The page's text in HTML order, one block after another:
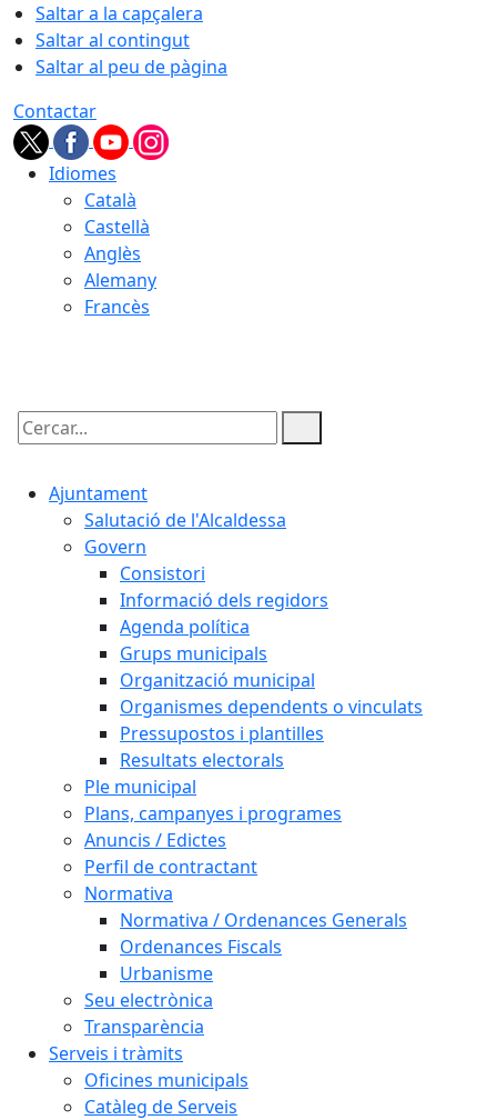
Saltar a la capçalera
Saltar al contingut
Saltar al peu de pàgina
Contactar
Idiomes
Català
Castellà
Anglès
Alemany
Francès
Cercar:
Ajuntament
Salutació de l'Alcaldessa
Govern
Consistori
Informació dels regidors
Agenda política
Grups municipals
Organització municipal
Organismes dependents o vinculats
Pressupostos i plantilles
Resultats electorals
Ple municipal
Plans, campanyes i programes
Anuncis / Edictes
Perfil de contractant
Normativa
Normativa / Ordenances Generals
Ordenances Fiscals
Urbanisme
Seu electrònica
Transparència
Serveis i tràmits
Oficines municipals
Catàleg de Serveis